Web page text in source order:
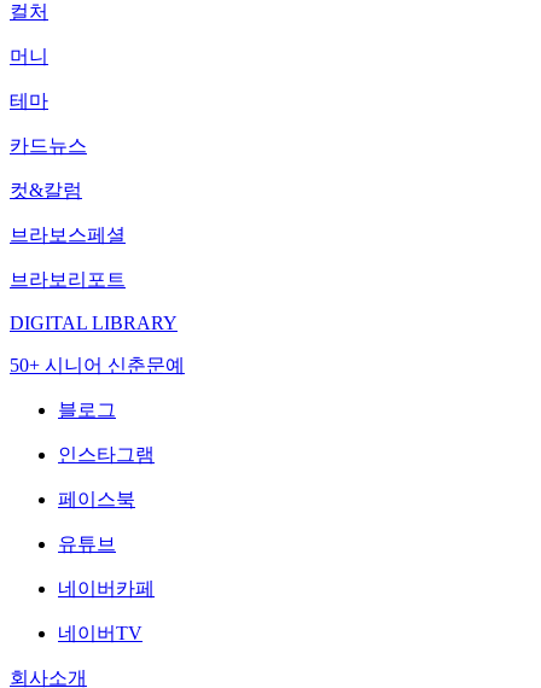
컬처
머니
테마
카드뉴스
컷&칼럼
브라보스페셜
브라보리포트
DIGITAL LIBRARY
50+ 시니어 신춘문예
블로그
인스타그램
페이스북
유튜브
네이버카페
네이버TV
회사소개